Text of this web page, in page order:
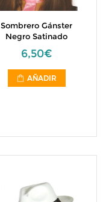
Sombrero Gánster
Negro Satinado
6,50€
AÑADIR